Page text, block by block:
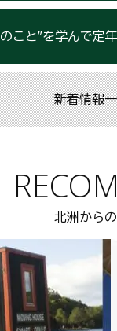
んで定年に備えよう
新着情報
北洲から